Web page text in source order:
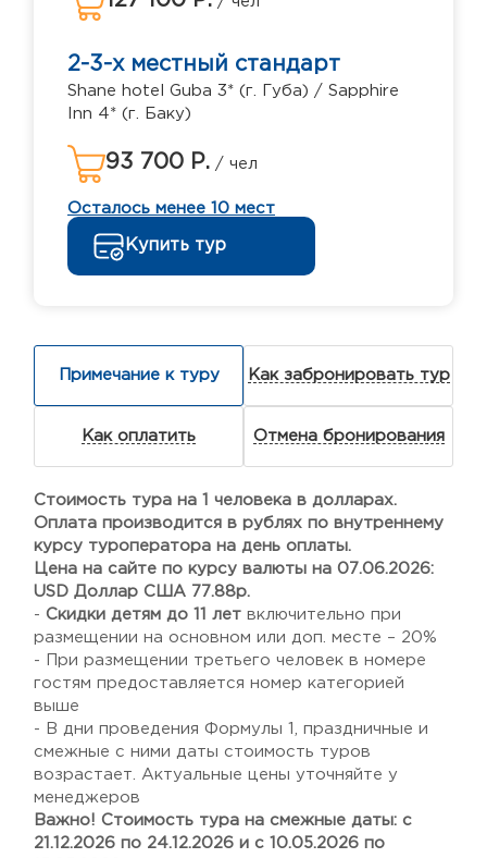
2-3-х местный стандарт
Shane hotel Guba 3* (г. Губа) / Sapphire
Inn 4* (г. Баку)
93 700 Р. / чел
Осталось менее 10 мест
Купить тур
Примечание к туру Как забронировать тур
Как оплатить Отмена бронирования
Стоимость тура на 1 человека в долларах.
Оплата производится в рублях по внутреннему
курсу туроператора на день оплаты.
Цена на сайте по курсу валюты на 07.06.2026:
USD Доллар США 77.88р.
- Скидки детям до 11 лет включительно при
размещении на основном или доп. месте – 20%
- При размещении третьего человек в номере
гостям предоставляется номер категорией
выше
- В дни проведения Формулы 1, праздничные и
смежные с ними даты стоимость туров
возрастает. Актуальные цены уточняйте у
менеджеров
Важно! Стоимость тура на смежные даты: с
21.12.2026 по 24.12.2026 и с 10.05.2026 по